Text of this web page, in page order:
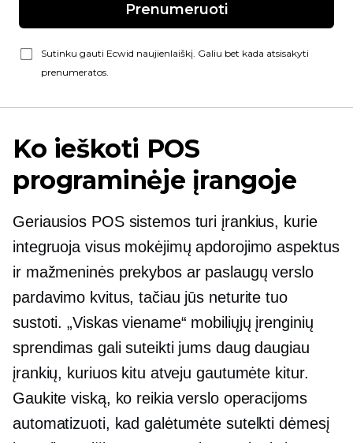
Prenumeruoti
Sutinku gauti Ecwid naujienlaiškį. Galiu bet kada atsisakyti
prenumeratos.
Ko ieškoti POS
programinėje įrangoje
Geriausios POS sistemos turi įrankius, kurie
integruoja visus mokėjimų apdorojimo aspektus
ir mažmeninės prekybos ar paslaugų verslo
pardavimo kvitus, tačiau jūs neturite tuo
sustoti. „Viskas viename“ mobiliųjų įrenginių
sprendimas gali suteikti jums daug daugiau
įrankių, kuriuos kitu atveju gautumėte kitur.
Gaukite viską, ko reikia verslo operacijoms
automatizuoti, kad galėtumėte sutelkti dėmesį